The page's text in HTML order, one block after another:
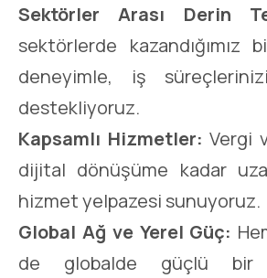
Sektörler Arası Derin
sektörlerde kazandığımız
deneyimle, iş
destekliyoruz.
Kapsamlı Hizmetler: Vergi
dijital dönüşüme kadar
hizmet yelpazesi sunuyoruz.
Global Ağ ve Yerel Güç:
de globalde güçlü bir